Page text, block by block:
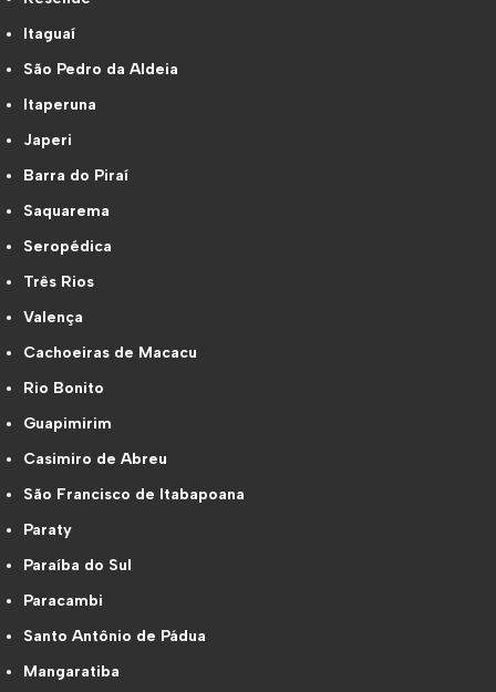
Itaguaí
São Pedro da Aldeia
Itaperuna
Japeri
Barra do Piraí
Saquarema
Seropédica
Três Rios
Valença
Cachoeiras de Macacu
Rio Bonito
Guapimirim
Casimiro de Abreu
São Francisco de Itabapoana
Paraty
Paraíba do Sul
Paracambi
Santo Antônio de Pádua
Mangaratiba